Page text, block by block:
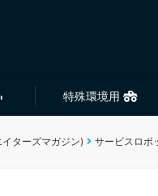
特殊環境用
ターズマガジン) サービスロボ